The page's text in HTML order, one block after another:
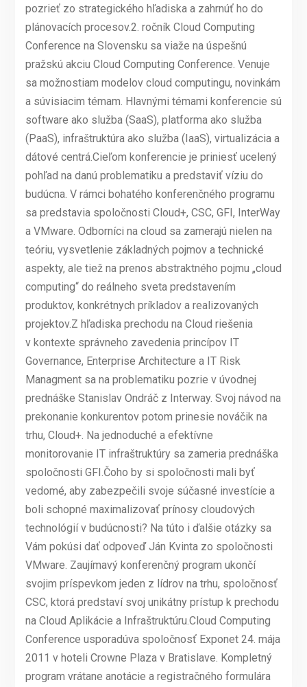
pozrieť zo strategického hľadiska a zahrnúť ho do
plánovacích procesov.2. ročník Cloud Computing
Conference na Slovensku sa viaže na úspešnú
pražskú akciu Cloud Computing Conference. Venuje
sa možnostiam modelov cloud computingu, novinkám
a súvisiacim témam. Hlavnými témami konferencie sú
software ako služba (SaaS), platforma ako služba
(PaaS), infraštruktúra ako služba (IaaS), virtualizácia a
dátové centrá.Cieľom konferencie je priniesť ucelený
pohľad na danú problematiku a predstaviť víziu do
budúcna. V rámci bohatého konferenčného programu
sa predstavia spoločnosti Cloud+, CSC, GFI, InterWay
a VMware. Odborníci na cloud sa zamerajú nielen na
teóriu, vysvetlenie základných pojmov a technické
aspekty, ale tiež na prenos abstraktného pojmu „cloud
computing“ do reálneho sveta predstavením
produktov, konkrétnych príkladov a realizovaných
projektov.Z hľadiska prechodu na Cloud riešenia
v kontexte správneho zavedenia princípov IT
Governance, Enterprise Architecture a IT Risk
Managment sa na problematiku pozrie v úvodnej
prednáške Stanislav Ondráč z Interway. Svoj návod na
prekonanie konkurentov potom prinesie nováčik na
trhu, Cloud+. Na jednoduché a efektívne
monitorovanie IT infraštruktúry sa zameria prednáška
spoločnosti GFI.Čoho by si spoločnosti mali byť
vedomé, aby zabezpečili svoje súčasné investície a
boli schopné maximalizovať prínosy cloudových
technológií v budúcnosti? Na túto i ďalšie otázky sa
Vám pokúsi dať odpoveď Ján Kvinta zo spoločnosti
VMware. Zaujímavý konferenčný program ukončí
svojim príspevkom jeden z lídrov na trhu, spoločnosť
CSC, ktorá predstaví svoj unikátny prístup k prechodu
na Cloud Aplikácie a Infraštruktúru.Cloud Computing
Conference usporadúva spoločnosť Exponet 24. mája
2011 v hoteli Crowne Plaza v Bratislave. Kompletný
program vrátane anotácie a registračného formulára